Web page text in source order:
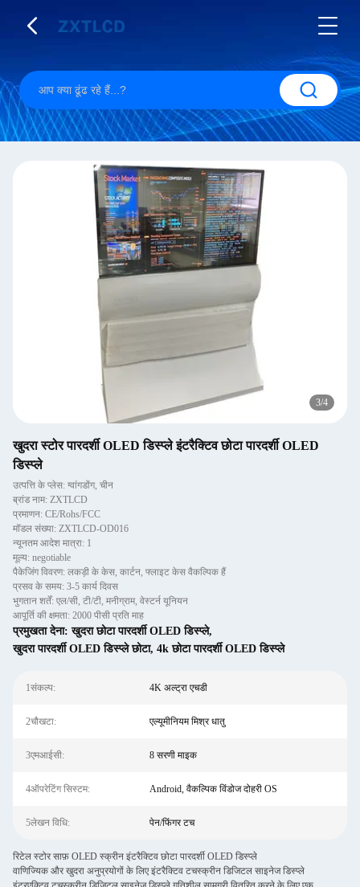
3/4
खुदरा स्टोर पारदर्शी OLED डिस्प्ले इंटरैक्टिव छोटा पारदर्शी OLED
डिस्प्ले
उत्पत्ति के प्लेस: ग्वांगडोंग, चीन
ब्रांड नाम: ZXTLCD
प्रमाणन: CE/Rohs/FCC
मॉडल संख्या: ZXTLCD-OD016
न्यूनतम आदेश मात्रा: 1
मूल्य: negotiable
पैकेजिंग विवरण: लकड़ी के केस, कार्टन, फ्लाइट केस वैकल्पिक हैं
प्रसव के समय: 3-5 कार्य दिवस
भुगतान शर्तें: एल/सी, टी/टी, मनीग्राम, वेस्टर्न यूनियन
आपूर्ति की क्षमता: 2000 पीसी प्रति माह
प्रमुखता देना:खुदरा छोटा पारदर्शी OLED डिस्प्ले,
खुदरा पारदर्शी OLED डिस्प्ले छोटा, 4k छोटा पारदर्शी OLED डिस्प्ले
1संकल्प: 4K अल्ट्रा एचडी
2चौखटा: एल्यूमीनियम मिश्र धातु
3एमआईसी: 8 सरणी माइक
4ऑपरेटिंग सिस्टम: Android, वैकल्पिक विंडोज दोहरी OS
5लेखन विधि: पेन/फिंगर टच
रिटेल स्टोर साफ़ OLED स्क्रीन इंटरैक्टिव छोटा पारदर्शी OLED डिस्प्ले
वाणिज्यिक और खुदरा अनुप्रयोगों के लिए इंटरैक्टिव टचस्क्रीन डिजिटल साइनेज डिस्प्ले